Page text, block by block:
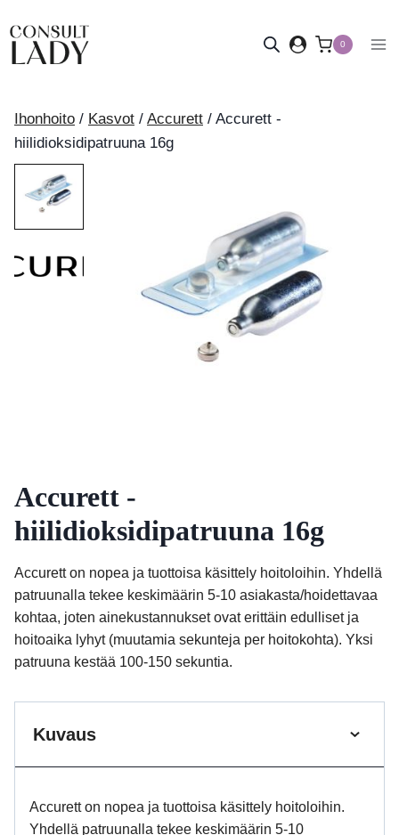
sisältöön
0
Ihonhoito / Kasvot / Accurett / Accurett -
hiilidioksidipatruuna 16g
Accurett -
hiilidioksidipatruuna 16g
Accurett on nopea ja tuottoisa käsittely hoitoloihin. Yhdellä
patruunalla tekee keskimäärin 5-10 asiakasta/hoidettavaa
kohtaa, joten ainekustannukset ovat erittäin edulliset ja
hoitoaika lyhyt (muutamia sekunteja per hoitokohta). Yksi
patruuna kestää 100-150 sekuntia.
Kuvaus
Accurett on nopea ja tuottoisa käsittely hoitoloihin.
Yhdellä patruunalla tekee keskimäärin 5-10